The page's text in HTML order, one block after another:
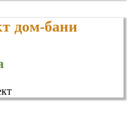
дом-бани